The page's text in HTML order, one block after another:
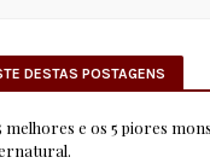
DESTAS POSTAGENS
melhores e os 5 piores